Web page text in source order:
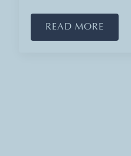
READ MORE